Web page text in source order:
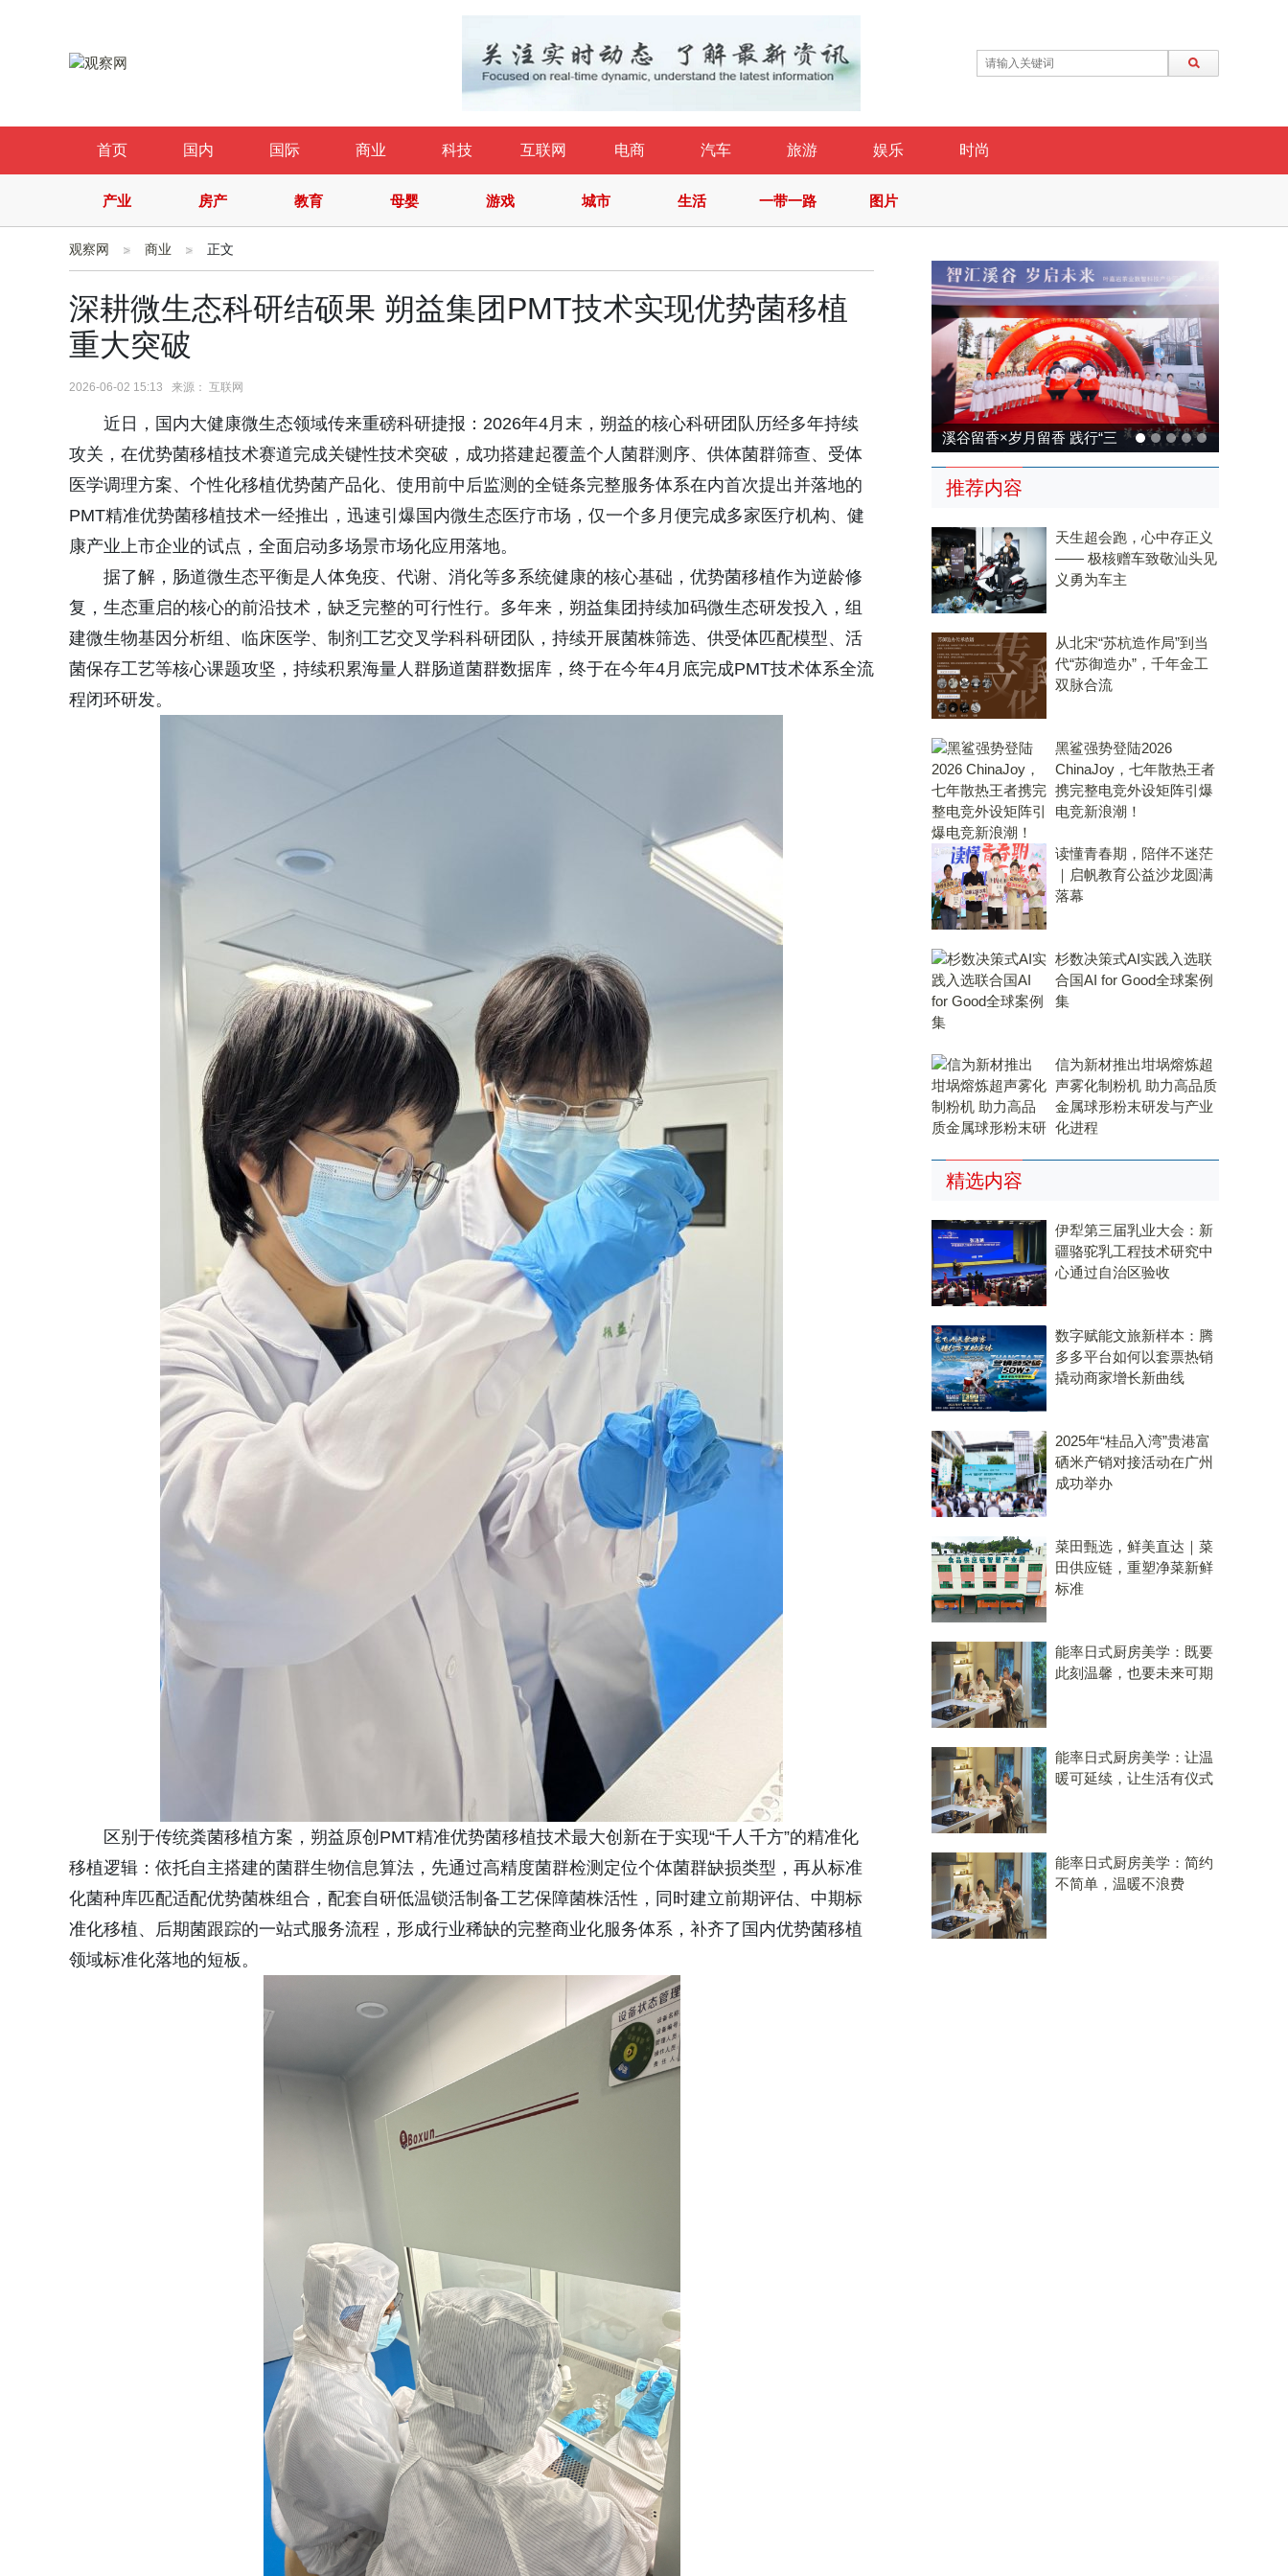
首页 国内 国际 商业 科技 互联网 电商 汽车 旅游 娱乐 时尚
产业 房产 教育 母婴 游戏 城市 生活 一带一路 图片
观察网 商业 正文
深耕微生态科研结硕果 朔益集团PMT技术实现优势菌移植
重大突破
2026-06-02 15:13 来源： 互联网
近日，国内大健康微生态领域传来重磅科研捷报：2026年4月末，朔益的核心科研团队历经多年持续
攻关，在优势菌移植技术赛道完成关键性技术突破，成功搭建起覆盖个人菌群测序、供体菌群筛查、受体
医学调理方案、个性化移植优势菌产品化、使用前中后监测的全链条完整服务体系在内首次提出并落地的
PMT精准优势菌移植技术一经推出，迅速引爆国内微生态医疗市场，仅一个多月便完成多家医疗机构、健
康产业上市企业的试点，全面启动多场景市场化应用落地。
据了解，肠道微生态平衡是人体免疫、代谢、消化等多系统健康的核心基础，优势菌移植作为逆龄修
复，生态重启的核心的前沿技术，缺乏完整的可行性行。多年来，朔益集团持续加码微生态研发投入，组
建微生物基因分析组、临床医学、制剂工艺交叉学科科研团队，持续开展菌株筛选、供受体匹配模型、活
菌保存工艺等核心课题攻坚，持续积累海量人群肠道菌群数据库，终于在今年4月底完成PMT技术体系全流
程闭环研发。
区别于传统粪菌移植方案，朔益原创PMT精准优势菌移植技术最大创新在于实现“千人千方”的精准化
移植逻辑：依托自主搭建的菌群生物信息算法，先通过高精度菌群检测定位个体菌群缺损类型，再从标准
化菌种库匹配适配优势菌株组合，配套自研低温锁活制备工艺保障菌株活性，同时建立前期评估、中期标
准化移植、后期菌跟踪的一站式服务流程，形成行业稀缺的完整商业化服务体系，补齐了国内优势菌移植
领域标准化落地的短板。
溪谷留香×岁月留香 践行“三
茶统筹”，传承传统，科技兴
推荐内容
天生超会跑，心中存正义
—— 极核赠车致敬汕头见
义勇为车主
从北宋“苏杭造作局”到当
代“苏御造办”，千年金工
双脉合流
黑鲨强势登陆2026
ChinaJoy，七年散热王者
携完整电竞外设矩阵引爆
电竞新浪潮！
读懂青春期，陪伴不迷茫
｜启帆教育公益沙龙圆满
落幕
杉数决策式AI实践入选联
合国AI for Good全球案例
集
信为新材推出坩埚熔炼超
声雾化制粉机 助力高品质
金属球形粉末研发与产业
化进程
精选内容
伊犁第三届乳业大会：新
疆骆驼乳工程技术研究中
心通过自治区验收
数字赋能文旅新样本：腾
多多平台如何以套票热销
撬动商家增长新曲线
2025年“桂品入湾”贵港富
硒米产销对接活动在广州
成功举办
菜田甄选，鲜美直达｜菜
田供应链，重塑净菜新鲜
标准
能率日式厨房美学：既要
此刻温馨，也要未来可期
能率日式厨房美学：让温
暖可延续，让生活有仪式
能率日式厨房美学：简约
不简单，温暖不浪费